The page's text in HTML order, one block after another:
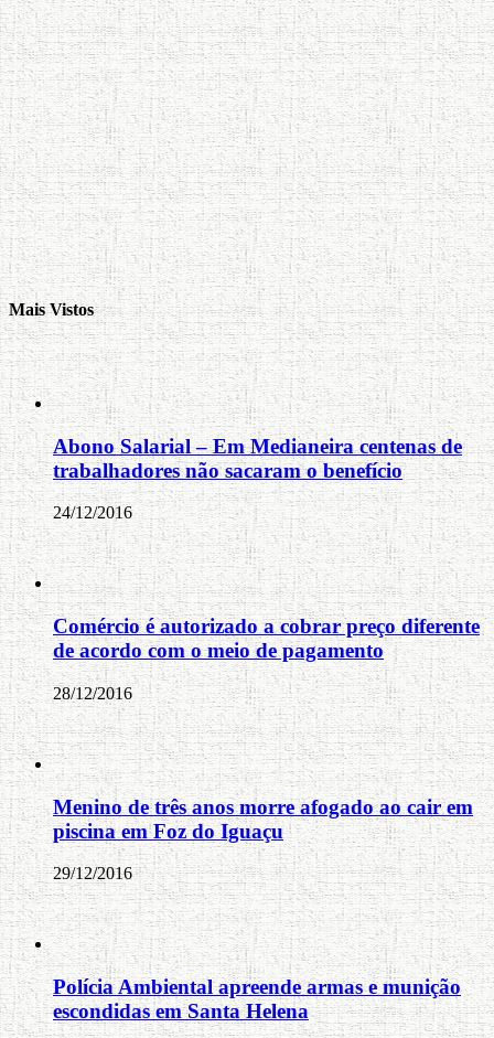
Mais Vistos
Abono Salarial – Em Medianeira centenas de
trabalhadores não sacaram o benefício
24/12/2016
Comércio é autorizado a cobrar preço diferente
de acordo com o meio de pagamento
28/12/2016
Menino de três anos morre afogado ao cair em
piscina em Foz do Iguaçu
29/12/2016
Polícia Ambiental apreende armas e munição
escondidas em Santa Helena